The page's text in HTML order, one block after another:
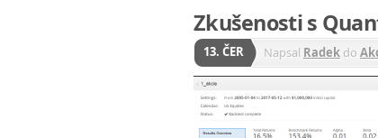
Zkušenosti s
13. ČER Napsal Radek do